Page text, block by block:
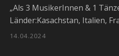
14.04.2024
„Als 3 MusikerInnen & 1
Länder:Kasachstan, Italien,